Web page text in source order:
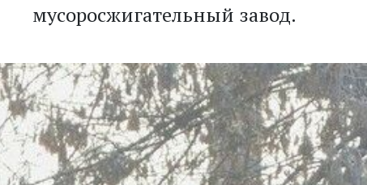
мусоросжигательный завод.